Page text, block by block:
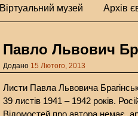
Віртуальний музей Архів
Павло Львович
Додано 15 Лютого, 2013
Листи Павла Львовича
39 листів 1941 – 1942 років.
Відомостей про автора немає,